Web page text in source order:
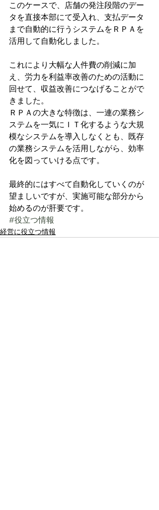
このケースで、店舗の発注段階のデー
タを直接本部にて受入れ、支払データ
まで自動的に行うシステムをＲＰＡを
活用して自動化しました。
これにより大幅な人件費の削減に加
え、労力を利益率改善のための活動に
回せて、収益改善につなげることがで
きました。
ＲＰＡの大きな特徴は、一連の業務シ
ステムを一気にＩＴ化するような大規
模なシステムを導入しなくとも、既存
の業務システムを活用しながら、効率
化を図っていける点です。
最終的にはすべて自動化していくのが
望ましいですが、実施可能な部分から
始めるのが肝要です。
#役立つ情報
経営に役立つ情報